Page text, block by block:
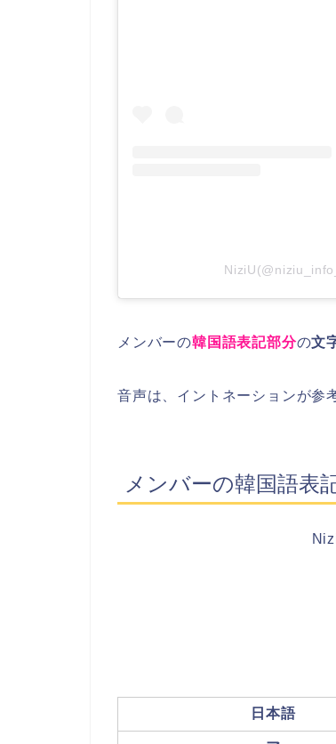
メンバーの韓国語表記部分の文
音声は、イントネーションが参
メンバーの韓国語表
日本語